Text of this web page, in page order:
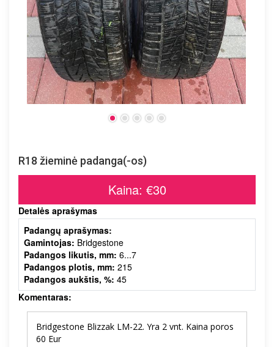
R18 žieminė padanga(-os)
Kaina: €30
Detalės aprašymas
Padangų aprašymas:
Gamintojas: Bridgestone
Padangos likutis, mm: 6...7
Padangos plotis, mm: 215
Padangos aukštis, %: 45
Komentaras:
Bridgestone Blizzak LM-22. Yra 2 vnt. Kaina poros
60 Eur